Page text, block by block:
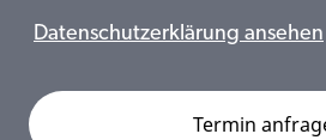
Datenschutzerklärung ansehen